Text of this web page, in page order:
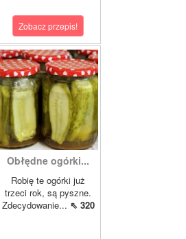
Zobacz przepis!
Obłędne ogórki...
Robię te ogórki już
trzeci rok, są pyszne.
Zdecydowanie... ⇖ 320